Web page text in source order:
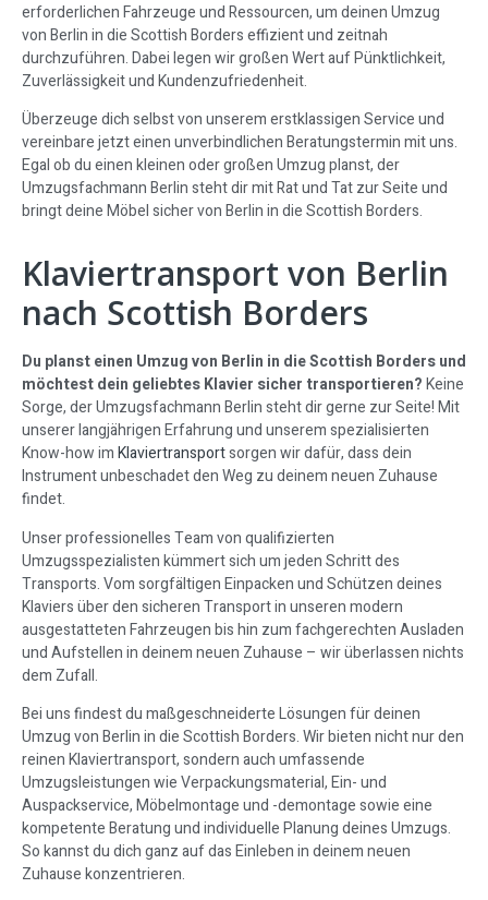
erforderlichen Fahrzeuge und Ressourcen, um deinen Umzug
von Berlin in die Scottish Borders effizient und zeitnah
durchzuführen. Dabei legen wir großen Wert auf Pünktlichkeit,
Zuverlässigkeit und Kundenzufriedenheit.
Überzeuge dich selbst von unserem erstklassigen Service und
vereinbare jetzt einen unverbindlichen Beratungstermin mit uns.
Egal ob du einen kleinen oder großen Umzug planst, der
Umzugsfachmann Berlin steht dir mit Rat und Tat zur Seite und
bringt deine Möbel sicher von Berlin in die Scottish Borders.
Klaviertransport von Berlin
nach Scottish Borders
Du planst einen Umzug von Berlin in die Scottish Borders und
möchtest dein geliebtes Klavier sicher transportieren?Keine
Sorge, der Umzugsfachmann Berlin steht dir gerne zur Seite! Mit
unserer langjährigen Erfahrung und unserem spezialisierten
Know-how imKlaviertransportsorgen wir dafür, dass dein
Instrument unbeschadet den Weg zu deinem neuen Zuhause
findet.
Unser professionelles Team von qualifizierten
Umzugsspezialisten kümmert sich um jeden Schritt des
Transports. Vom sorgfältigen Einpacken und Schützen deines
Klaviers über den sicheren Transport in unseren modern
ausgestatteten Fahrzeugen bis hin zum fachgerechten Ausladen
und Aufstellen in deinem neuen Zuhause – wir überlassen nichts
dem Zufall.
Bei uns findest du maßgeschneiderte Lösungen für deinen
Umzug von Berlin in die Scottish Borders. Wir bieten nicht nur den
reinen Klaviertransport, sondern auch umfassende
Umzugsleistungen wie Verpackungsmaterial, Ein- und
Auspackservice, Möbelmontage und -demontage sowie eine
kompetente Beratung und individuelle Planung deines Umzugs.
So kannst du dich ganz auf das Einleben in deinem neuen
Zuhause konzentrieren.